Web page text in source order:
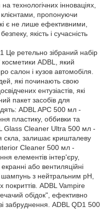
технологічних інноваціях,
клієнтами, пропонуючи
є не лише ефективними,
якість і сучасність
Це ретельно зібраний набір
косметики ADBL, який
салон і кузов автомобіля.
які починають свою
ентузіастів, які
пакет засобів для
ADBL APC 500 мл -
пластику, оббивки та
Glass Cleaner Ultra 500 мл -
скла, залишає кришталеву
Cleaner 500 мл -
елементів інтер'єру,
або вентиляційні
з нейтральним рН,
покриттів. ADBL Vampire
обідок", ефективно
забруднення. ADBL QD1 500